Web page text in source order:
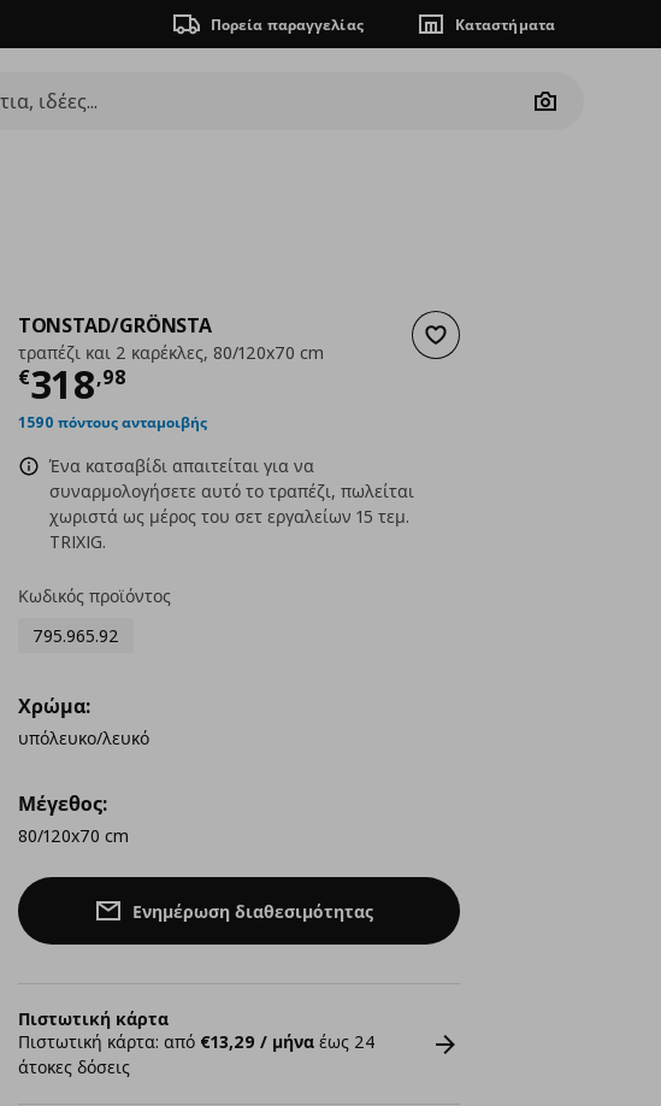
Πορεία παραγγελίας Καταστήματα
Camera
Προσθήκη στα αγαπημένα
TONSTAD/GRÖNSTA
τραπέζι και 2 καρέκλες, 80/120x70 cm
€318,98
Τρέχουσα τιμή
1590 πόντους ανταμοιβής
Ένα κατσαβίδι απαιτείται για να
συναρμολογήσετε αυτό το τραπέζι, πωλείται
χωριστά ως μέρος του σετ εργαλείων 15 τεμ.
TRIXIG.
Κωδικός προϊόντος
795.965.92
Χρώμα:
υπόλευκο/λευκό
Μέγεθος:
80/120x70 cm
Ενημέρωση διαθεσιμότητας
Πιστωτική κάρτα
Πιστωτική κάρτα: από €13,29 / μήναέως 24
άτοκες δόσεις